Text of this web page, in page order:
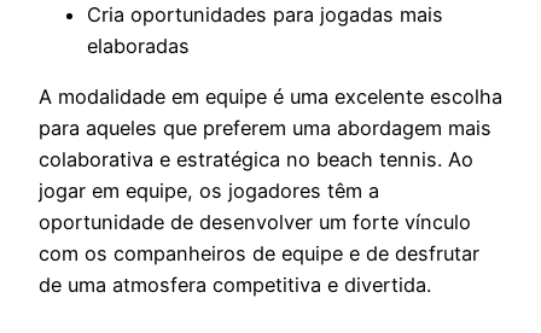
Cria oportunidades para jogadas mais
elaboradas
A modalidade em equipe é uma excelente escolha
para aqueles que preferem uma abordagem mais
colaborativa e estratégica no beach tennis. Ao
jogar em equipe, os jogadores têm a
oportunidade de desenvolver um forte vínculo
com os companheiros de equipe e de desfrutar
de uma atmosfera competitiva e divertida.